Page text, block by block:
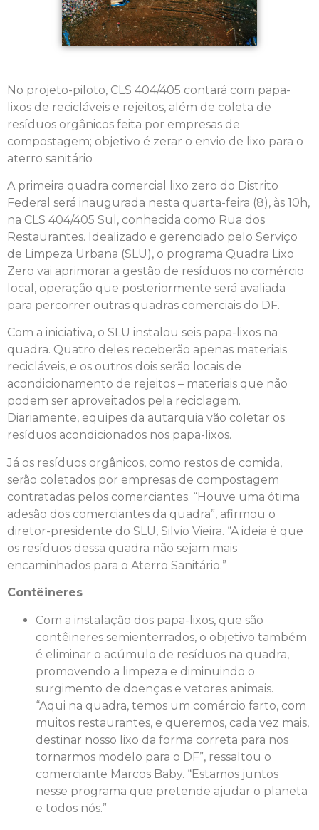
No projeto-piloto, CLS 404/405 contará com papa-
lixos de recicláveis e rejeitos, além de coleta de
resíduos orgânicos feita por empresas de
compostagem; objetivo é zerar o envio de lixo para o
aterro sanitário
A primeira quadra comercial lixo zero do Distrito
Federal será inaugurada nesta quarta-feira (8), às 10h,
na CLS 404/405 Sul, conhecida como Rua dos
Restaurantes. Idealizado e gerenciado pelo Serviço
de Limpeza Urbana (SLU), o programa Quadra Lixo
Zero vai aprimorar a gestão de resíduos no comércio
local, operação que posteriormente será avaliada
para percorrer outras quadras comerciais do DF.
Com a iniciativa, o SLU instalou seis papa-lixos na
quadra. Quatro deles receberão apenas materiais
recicláveis, e os outros dois serão locais de
acondicionamento de rejeitos – materiais que não
podem ser aproveitados pela reciclagem.
Diariamente, equipes da autarquia vão coletar os
resíduos acondicionados nos papa-lixos.
Já os resíduos orgânicos, como restos de comida,
serão coletados por empresas de compostagem
contratadas pelos comerciantes. “Houve uma ótima
adesão dos comerciantes da quadra”, afirmou o
diretor-presidente do SLU, Silvio Vieira. “A ideia é que
os resíduos dessa quadra não sejam mais
encaminhados para o Aterro Sanitário.”
Contêineres
Com a instalação dos papa-lixos, que são
contêineres semienterrados, o objetivo também
é eliminar o acúmulo de resíduos na quadra,
promovendo a limpeza e diminuindo o
surgimento de doenças e vetores animais.
“Aqui na quadra, temos um comércio farto, com
muitos restaurantes, e queremos, cada vez mais,
destinar nosso lixo da forma correta para nos
tornarmos modelo para o DF”, ressaltou o
comerciante Marcos Baby. “Estamos juntos
nesse programa que pretende ajudar o planeta
e todos nós.”